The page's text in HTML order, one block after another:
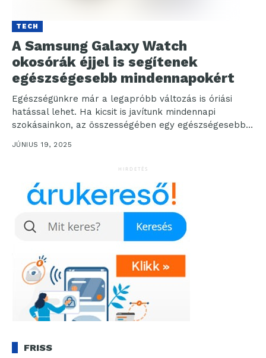
TECH
A Samsung Galaxy Watch
okosórák éjjel is segítenek
egészségesebb mindennapokért
Egészségünkre már a legapróbb változás is óriási
hatással lehet. Ha kicsit is javítunk mindennapi
szokásainkon, az összességében egy egészségesebb
életmódhoz vezethet. A hamarosan...
JÚNIUS 19, 2025
HIRDETÉS
FRISS